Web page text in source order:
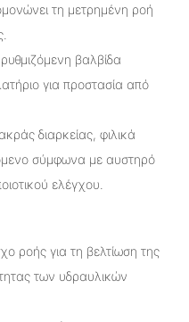
τη μετρημένη ροή
βαλβίδα
για προστασία από
διαρκείας, φιλικά
σύμφωνα με αυστηρό
ελέγχου.
ροής για τη βελτίωση της
των υδραυλικών